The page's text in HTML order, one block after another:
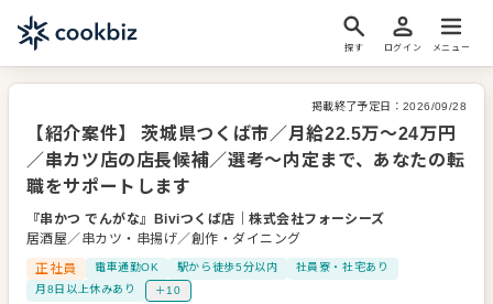
探す ログイン メニュー
掲載終了予定日： 2026/09/28
【紹介案件】 茨城県つくば市／月給22.5万～24万円
／串カツ店の店長候補／選考～内定まで、あなたの転
職をサポートします
『串かつ でんがな』Biviつくば店 ｜株式会社フォーシーズ
居酒屋／串カツ・串揚げ／創作・ダイニング
正社員
電車通勤OK 駅から徒歩5分以内
社員寮・社宅あり
月8日以上休みあり
＋10